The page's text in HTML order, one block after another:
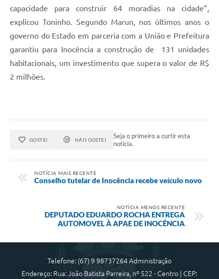
Fale conosco
capacidade para construir 64 moradias na cidade”,
explicou Toninho. Segundo Marun, nos últimos anos o
governo do Estado em parceria com a União e Prefeitura
garantiu para Inocência a construção de 131 unidades
habitacionais, um investimento que supera o valor de R$
2 milhões.
GOSTEI NÃO GOSTEI
Seja o primeiro a curtir esta
notícia.
NOTÍCIA MAIS RECENTE
Conselho tutelar de Inocência recebe veículo novo
NOTÍCIA MENOS RECENTE
DEPUTADO EDUARDO ROCHA ENTREGA
AUTOMOVEL À APAE DE INOCÊNCIA
Telefone: (67) 9 98737264 Administração
Endereço: Rua: João Batista Parreira, nº 522 - Centro | CEP: